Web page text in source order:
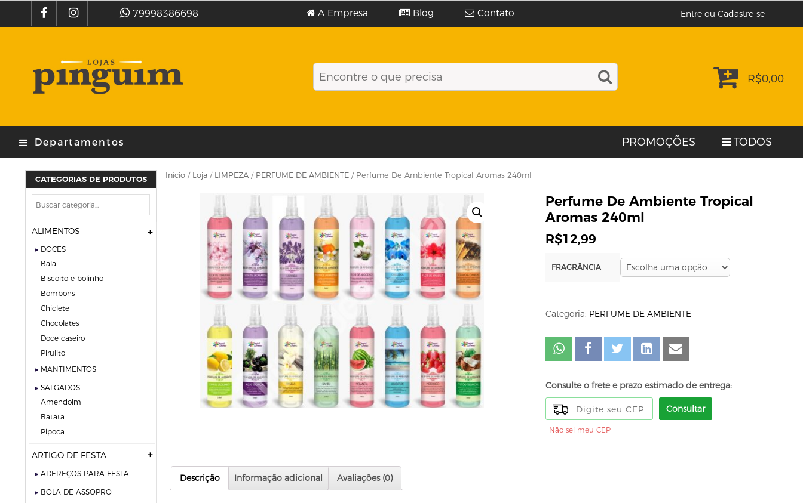
79998386698 A Empresa Blog Contato Entre ou Cadastre-se
R$0,00
Departamentos PROMOÇÕES TODOS
Início / Loja / LIMPEZA / PERFUME DE AMBIENTE / Perfume De Ambiente Tropical Aromas 240ml
Perfume De Ambiente Tropical
Aromas 240ml
R$12,99
FRAGRÂNCIA
Categoria: PERFUME DE AMBIENTE
Consulte o frete e prazo estimado de entrega:
Consultar
Não sei meu CEP
Descrição Informação adicional Avaliações (0)
CATEGORIAS DE PRODUTOS
ALIMENTOS
DOCES
bala
biscoito e bolinho
bombons
chiclete
chocolates
doce caseiro
pirulito
MANTIMENTOS
SALGADOS
amendoim
batata
pipoca
ARTIGO DE FESTA
ADEREÇOS PARA FESTA
BOLA DE ASSOPRO